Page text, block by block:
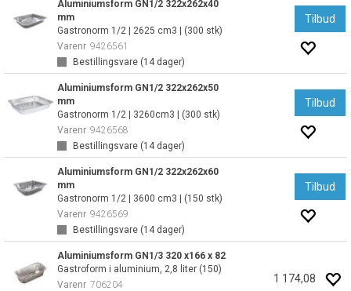
Aluminiumsform GN1/2 322x262x40
mm
Gastronorm 1/2 | 2625 cm3 | (300 stk)
Varenr 9426561
Bestillingsvare (14dager)
Tilbud
Aluminiumsform GN1/2 322x262x50
mm
Gastronorm 1/2 | 3260cm3 | (300 stk)
Varenr 9426568
Bestillingsvare (14dager)
Tilbud
Aluminiumsform GN1/2 322x262x60
mm
Gastronorm 1/2 | 3600 cm3 | (150 stk)
Varenr 9426569
Bestillingsvare (14dager)
Tilbud
Aluminiumsform GN1/3 320 x166 x 82
Gastroform i aluminium, 2,8 liter (150)
Varenr 706204
1 174,08